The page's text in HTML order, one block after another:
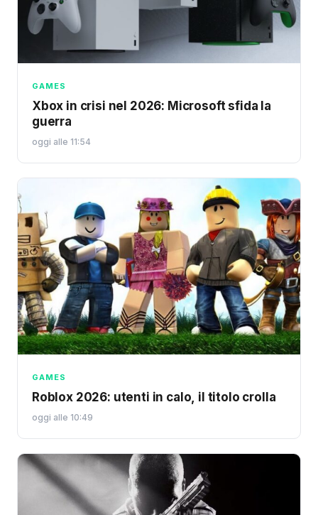
GAMES
Xbox in crisi nel 2026: Microsoft sfida la
guerra
oggi alle 11:54
GAMES
Roblox 2026: utenti in calo, il titolo crolla
oggi alle 10:49